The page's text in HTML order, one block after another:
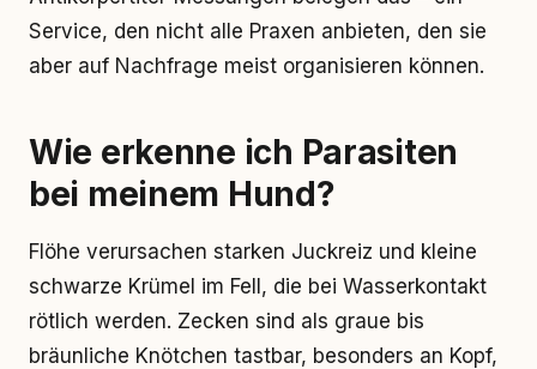
Service, den nicht alle Praxen anbieten, den sie
aber auf Nachfrage meist organisieren können.
Wie erkenne ich Parasiten
bei meinem Hund?
Flöhe verursachen starken Juckreiz und kleine
schwarze Krümel im Fell, die bei Wasserkontakt
rötlich werden. Zecken sind als graue bis
bräunliche Knötchen tastbar, besonders an Kopf,